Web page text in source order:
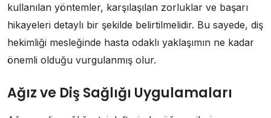
kullanılan yöntemler, karşılaşılan zorluklar ve başarı
hikayeleri detaylı bir şekilde belirtilmelidir. Bu sayede, diş
hekimliği mesleğinde hasta odaklı yaklaşımın ne kadar
önemli olduğu vurgulanmış olur.
Ağız ve Diş Sağlığı Uygulamaları